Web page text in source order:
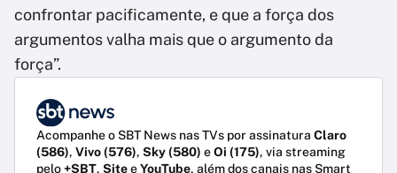
confrontar pacificamente, e que a força dos
argumentos valha mais que o argumento da
força”.
Acompanhe o SBT News nas TVs por assinatura Claro
(586), Vivo (576), Sky (580) eOi (175), via streaming
pelo+SBT, SiteeYouTube, além dos canais nas Smart